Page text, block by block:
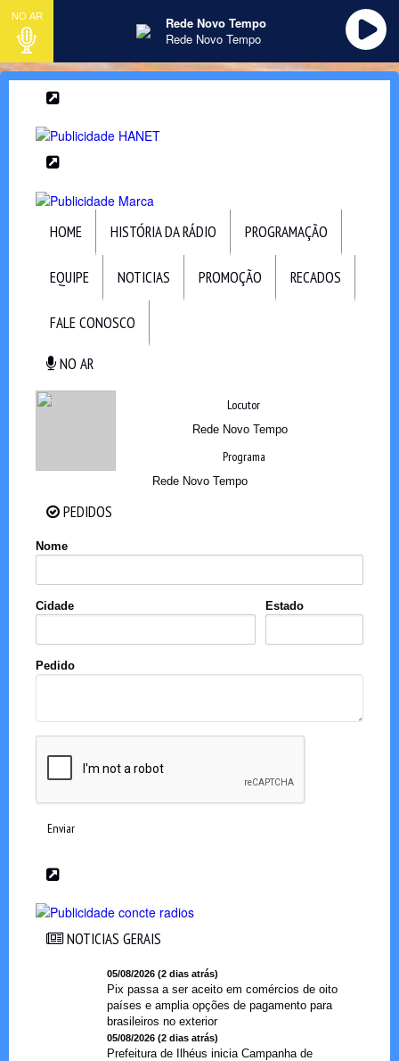
NO AR
Rede Novo Tempo
Rede Novo Tempo
HOME HISTÓRIA DA RÁDIO PROGRAMAÇÃO
EQUIPE NOTICIAS PROMOÇÃO RECADOS
FALE CONOSCO
NO AR
Locutor
Rede Novo Tempo
Programa
Rede Novo Tempo
PEDIDOS
Nome
Cidade Estado
Pedido
Enviar
NOTICIAS GERAIS
05/08/2026 (2 dias atrás)
Pix passa a ser aceito em comércios de oito
países e amplia opções de pagamento para
brasileiros no exterior
05/08/2026 (2 dias atrás)
Prefeitura de Ilhéus inicia Campanha de